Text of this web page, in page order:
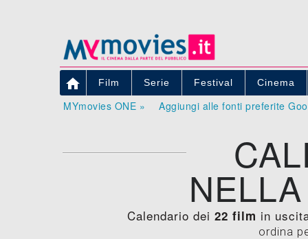
 Film Serie Festival Cinema
MYmovies ONE » Aggiungi alle fonti preferite
Calendario dei 22 film in
ordina